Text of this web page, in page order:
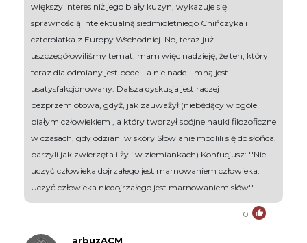
większy interes niż jego biały kuzyn, wykazuje się
sprawnością intelektualną siedmioletniego Chińczyka i
czterolatka z Europy Wschodniej. No, teraz już
uszczegółowiliśmy temat, mam więc nadzieję, że ten, który
teraz dla odmiany jest pode - a nie nade - mną jest
usatysfakcjonowany. Dalsza dyskusja jest raczej
bezprzemiotowa, gdyż, jak zauważył (niebędący w ogóle
białym człowiekiem , a który tworzył spójne nauki filozoficzne
w czasach, gdy odziani w skóry Słowianie modlili się do słońca,
parzyli jak zwierzęta i żyli w ziemiankach) Konfucjusz: ''Nie
uczyć człowieka dojrzałego jest marnowaniem człowieka.
Uczyć człowieka niedojrzałego jest marnowaniem słów''.
0
arbuzACM